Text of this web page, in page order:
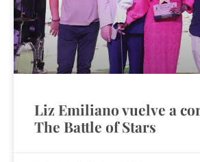
Liz Emiliano vuelve a
The Battle of Stars